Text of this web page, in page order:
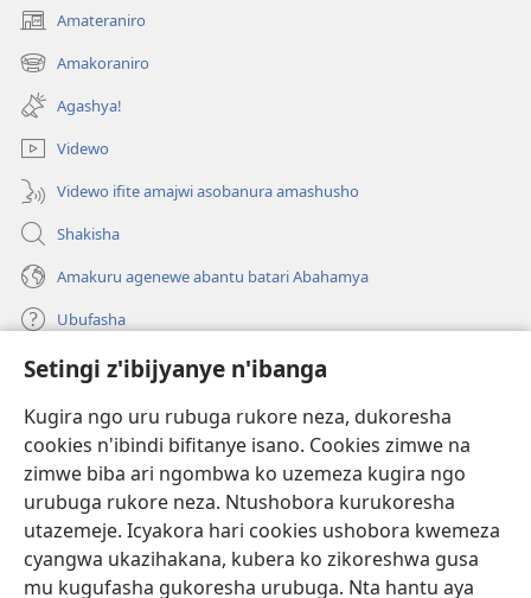
Setingi z'ibijyanye n'ibanga
Kugira ngo uru rubuga rukore neza, dukoresha
cookies n'ibindi bifitanye isano. Cookies zimwe na
zimwe biba ari ngombwa ko uzemeza kugira ngo
urubuga rukore neza. Ntushobora kurukoresha
utazemeje. Icyakora hari cookies ushobora kwemeza
cyangwa ukazihakana, kubera ko zikoreshwa gusa
mu kugufasha gukoresha urubuga. Nta hantu aya
Amateraniro
(ifungukire
ahandi)Amakoraniro
(ifungukire
ahandi)Agashya!
Videwo
Videwo ifite amajwi asobanura amashusho
Shakisha
Amakuru agenewe abantu batari Abahamya
Ubufasha
Gutanga impano
(ifungukire
ahandi)
Isomero ryo kuri interineti rya Watchtower
(ifungukire
ahandi)
JW Hub
(ifungukire
ahandi)
Porogaramu yaJW Library